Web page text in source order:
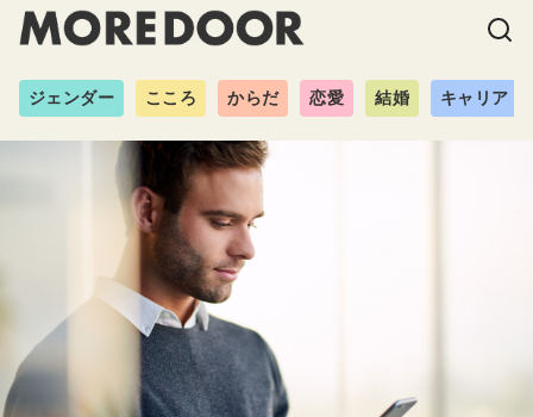
ジェンダー こころ からだ 恋愛 結婚 キャリア